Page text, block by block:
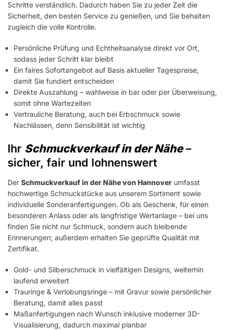
Schritte verständlich. Dadurch haben Sie zu jeder Zeit die
Sicherheit, den besten Service zu genießen, und Sie behalten
zugleich die volle Kontrolle.
Persönliche Prüfung und Echtheitsanalyse direkt vor Ort,
sodass jeder Schritt klar bleibt
Ein faires Sofortangebot auf Basis aktueller Tagespreise,
damit Sie fundiert entscheiden
Direkte Auszahlung – wahlweise in bar oder per Überweisung,
somit ohne Wartezeiten
Vertrauliche Beratung, auch bei Erbschmuck sowie
Nachlässen, denn Sensibilität ist wichtig
Ihr Schmuckverkauf in der Nähe–
sicher, fair und lohnenswert
Der Schmuckverkauf in der Nähe von Hannover umfasst
hochwertige Schmuckstücke aus unserem Sortiment sowie
individuelle Sonderanfertigungen. Ob als Geschenk, für einen
besonderen Anlass oder als langfristige Wertanlage – bei uns
finden Sie nicht nur Schmuck, sondern auch bleibende
Erinnerungen; außerdem erhalten Sie geprüfte Qualität mit
Zertifikat.
Gold- und Silberschmuck in vielfältigen Designs, weiterhin
laufend erweitert
Trauringe & Verlobungsringe – mit Gravur sowie persönlicher
Beratung, damit alles passt
Maßanfertigungen nach Wunsch inklusive moderner 3D-
Visualisierung, dadurch maximal planbar